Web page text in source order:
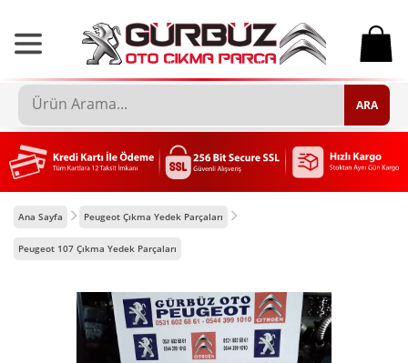
0
ARA
Ana Sayfa Peugeot Çıkma Yedek Parçaları
Peugeot 107 Çıkma Yedek Parçaları